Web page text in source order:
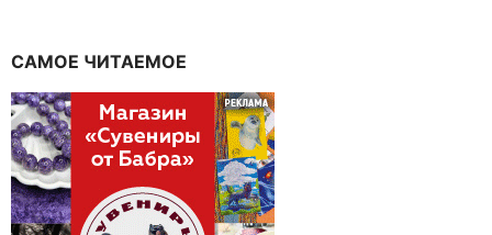
САМОЕ ЧИТАЕМОЕ